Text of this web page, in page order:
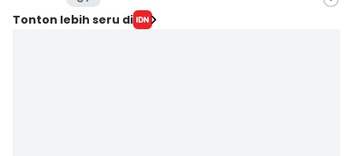
Editor
Tonton lebih seru di